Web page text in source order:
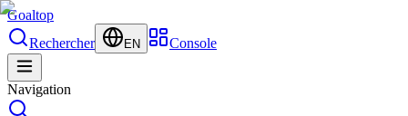
Goaltop
Rechercher
EN Console
Navigation